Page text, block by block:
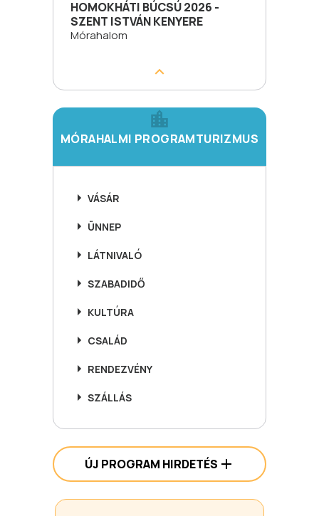
HOMOKHÁTI BÚCSÚ 2026 -
SZENT ISTVÁN KENYERE
Mórahalom
MÓRAHALMI PROGRAMTURIZMUS
VÁSÁR
ÜNNEP
LÁTNIVALÓ
SZABADIDŐ
KULTÚRA
CSALÁD
RENDEZVÉNY
SZÁLLÁS
ÚJ PROGRAM HIRDETÉS